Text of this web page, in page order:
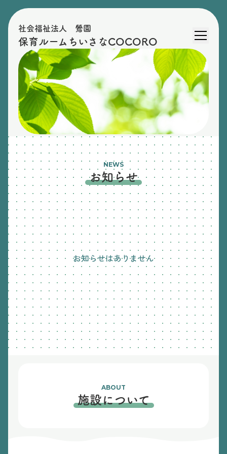
社会福祉法人 鶯園
保育ルームちいさなCOCORO
NEWS
お知らせ
お知らせはありません
ABOUT
施設について